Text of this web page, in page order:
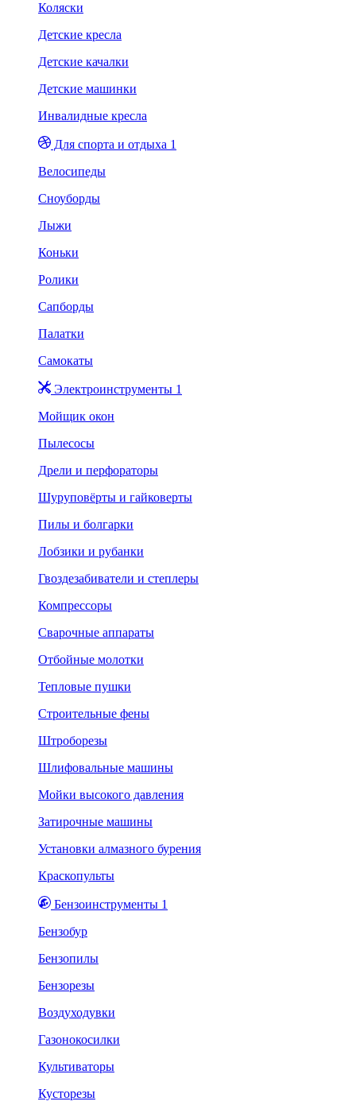
Коляски
Детские кресла
Детские качалки
Детские машинки
Инвалидные кресла
Для спорта и отдыха 1
Велосипеды
Сноуборды
Лыжи
Коньки
Ролики
Сапборды
Палатки
Самокаты
Электроинструменты 1
Мойщик окон
Пылесосы
Дрели и перфораторы
Шуруповёрты и гайковерты
Пилы и болгарки
Лобзики и рубанки
Гвоздезабиватели и степлеры
Компрессоры
Сварочные аппараты
Отбойные молотки
Тепловые пушки
Строительные фены
Штроборезы
Шлифовальные машины
Мойки высокого давления
Затирочные машины
Установки алмазного бурения
Краскопульты
Бензоинструменты 1
Бензобур
Бензопилы
Бензорезы
Воздуходувки
Газонокосилки
Культиваторы
Кусторезы